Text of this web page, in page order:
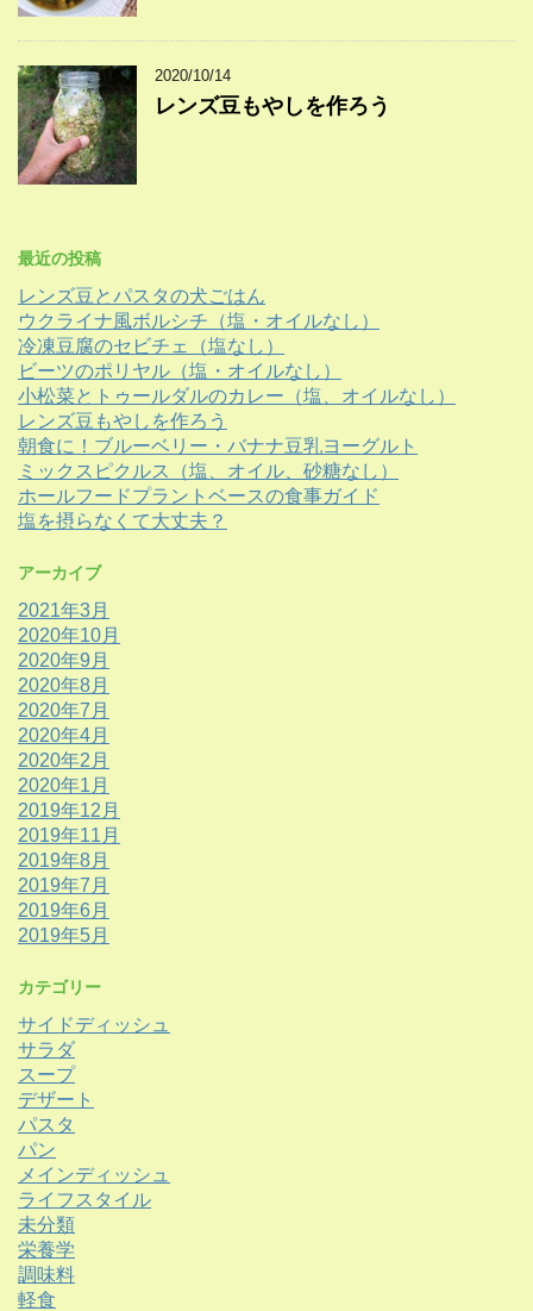
2020/10/14
レンズ豆もやしを作ろう
最近の投稿
レンズ豆とパスタの犬ごはん
ウクライナ風ボルシチ（塩・オイルなし）
冷凍豆腐のセビチェ（塩なし）
ビーツのポリヤル（塩・オイルなし）
小松菜とトゥールダルのカレー（塩、オイルなし）
レンズ豆もやしを作ろう
朝食に！ブルーベリー・バナナ豆乳ヨーグルト
ミックスピクルス（塩、オイル、砂糖なし）
ホールフードプラントベースの食事ガイド
塩を摂らなくて大丈夫？
アーカイブ
2021年3月
2020年10月
2020年9月
2020年8月
2020年7月
2020年4月
2020年2月
2020年1月
2019年12月
2019年11月
2019年8月
2019年7月
2019年6月
2019年5月
カテゴリー
サイドディッシュ
サラダ
スープ
デザート
パスタ
パン
メインディッシュ
ライフスタイル
未分類
栄養学
調味料
軽食